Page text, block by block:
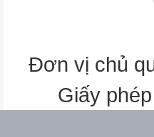
Đơn vị chủ
Giấy